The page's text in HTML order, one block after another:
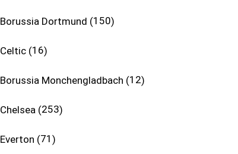
Borussia Dortmund 150
Celtic 16
Borussia Monchengladbach 12
Chelsea 253
Everton 71